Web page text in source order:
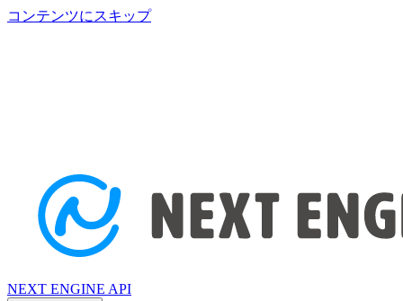
コンテンツにスキップ
NEXT ENGINE API